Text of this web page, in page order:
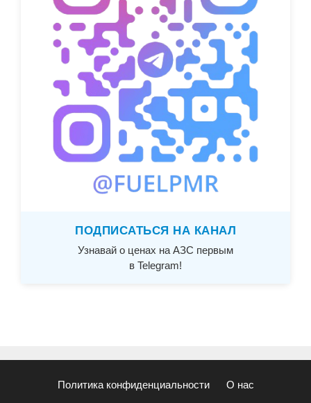
ПОДПИСАТЬСЯ НА КАНАЛ
Узнавай о ценах на АЗС первым
в Telegram!
Политика конфиденциальности О нас